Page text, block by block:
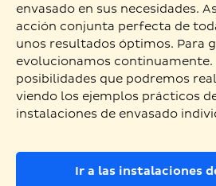
envasado en sus necesidades.
acción conjunta perfecta de
unos resultados óptimos. Para
evolucionamos continuamente.
posibilidades que podremos
viendo los ejemplos prácticos
instalaciones de envasado
Ir a las instalaciones